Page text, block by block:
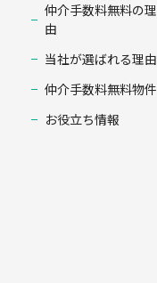
仲介手数料無料の理
由
当社が選ばれる理由
仲介手数料無料物件
お役立ち情報